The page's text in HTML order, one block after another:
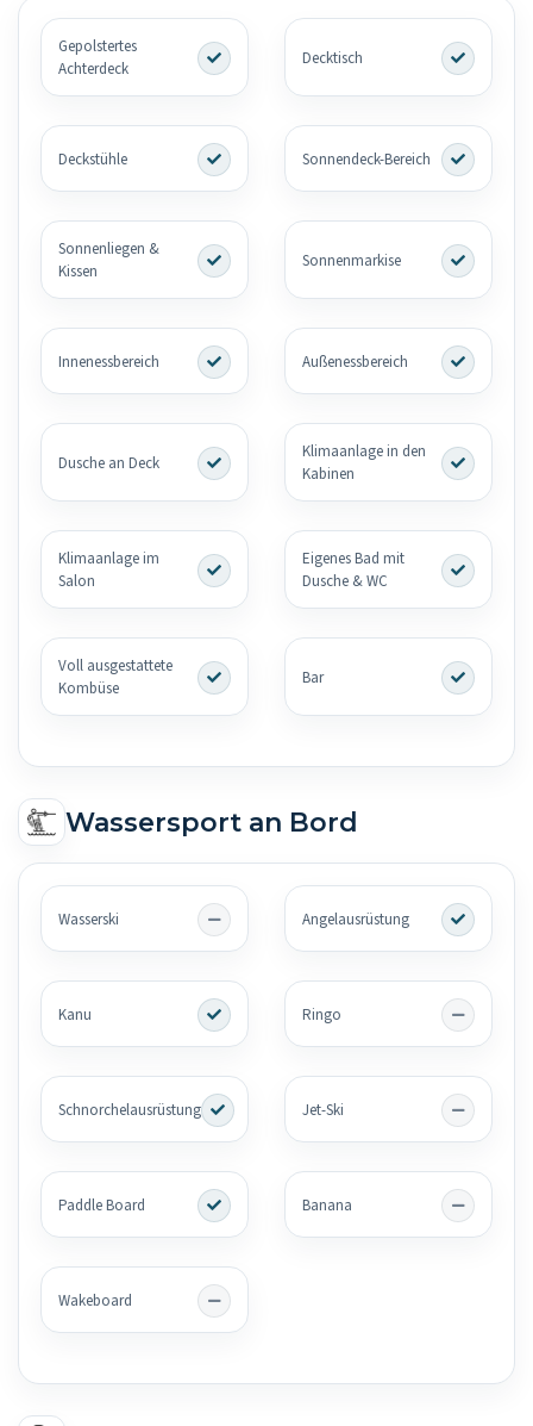
Gepolstertes
Achterdeck
Decktisch
Deckstühle Sonnendeck-Bereich
Sonnenliegen &
Kissen
Sonnenmarkise
Innenessbereich Außenessbereich
Dusche an Deck
Klimaanlage in den
Kabinen
Klimaanlage im
Salon
Eigenes Bad mit
Dusche & WC
Voll ausgestattete
Kombüse
Bar
Wassersport an Bord
Wasserski Angelausrüstung
Kanu Ringo
Schnorchelausrüstung Jet-Ski
Paddle Board Banana
Wakeboard